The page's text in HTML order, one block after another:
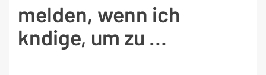
melden, wenn ich
kndige, um zu …